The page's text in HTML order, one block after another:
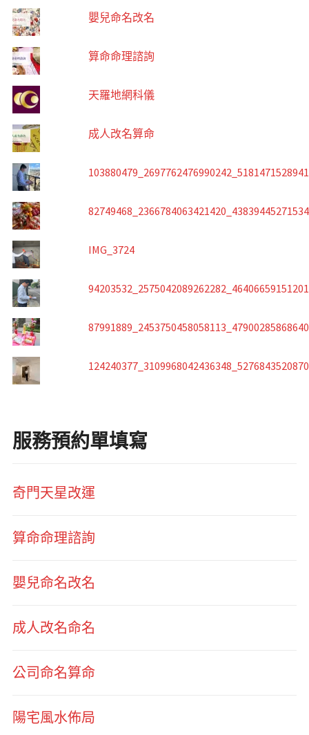
嬰兒命名改名
算命命理諮詢
天羅地網科儀
成人改名算命
IMG_3724
服務預約單填寫
奇門天星改運
算命命理諮詢
嬰兒命名改名
成人改名命名
公司命名算命
陽宅風水佈局